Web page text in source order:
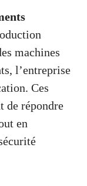
machines
l’entreprise
Ces
de répondre
en